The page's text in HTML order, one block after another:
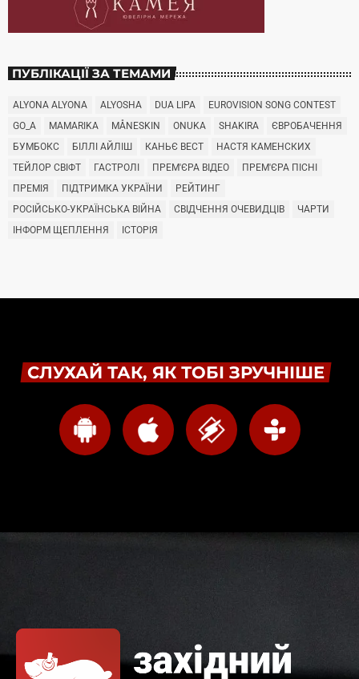
ПУБЛІКАЦІЇ ЗА ТЕМАМИ
ALYONA ALYONA ALYOSHA DUA LIPA
EUROVISION SONG CONTEST
GO_A
MAMARIKA MÅNESKIN ONUKA SHAKIRA
ЄВРОБАЧЕННЯ
БУМБОКС
БІЛЛІ АЙЛІШ КАНЬЄ ВЕСТ
НАСТЯ КАМЕНСКИХ
ТЕЙЛОР СВІФТ
ГАСТРОЛІ ПРЕМ'ЄРА ВІДЕО
ПРЕМ'ЄРА ПІСНІ
ПРЕМІЯ
ПІДТРИМКА УКРАЇНИ
РЕЙТИНГ
РОСІЙСЬКО-УКРАЇНСЬКА ВІЙНА
СВІДЧЕННЯ ОЧЕВИДЦІВ
ЧАРТИ
ІНФОРМ ЩЕПЛЕННЯ
ІСТОРІЯ
СЛУХАЙ ТАК, ЯК ТОБІ ЗРУЧНІШЕ